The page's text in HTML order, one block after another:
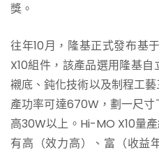
獎。
往年10月，隆基正式發布基
X10組件，該產品選用隆基
襯底、鈍化技術以及制程工
產功率可達670W，劃一尺
高30W以上。Hi-MO X10量
有高（效力高）、富（收益